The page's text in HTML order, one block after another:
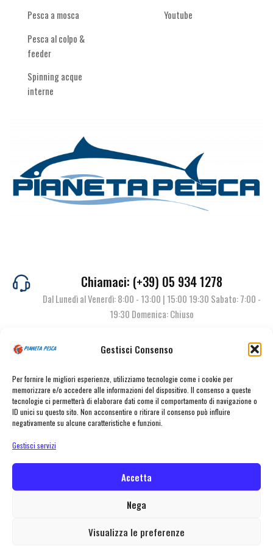
Gestisci Consenso
Per fornire le migliori esperienze, utilizziamo tecnologie come i cookie per
memorizzare e/o accedere alle informazioni del dispositivo. Il consenso a queste
tecnologie ci permetterà di elaborare dati come il comportamento di navigazione o
ID unici su questo sito. Non acconsentire o ritirare il consenso può influire
negativamente su alcune caratteristiche e funzioni.
Gestisci servizi
Accetta
Nega
Visualizza le preferenze
Pesca a mosca
Pesca al colpo &
feeder
Spinning acque
interne
Youtube
Chiamaci: (+39) 05 934 1278
Dal Lunedì al Venerdì: 8:00 - 13:00 | 15:00 19:30 Sabato: 7:00 -
19:30 Domenica: Chiuso
© Pianeta Pesca Viale Marcello Finzi, 563 41122 Modena (MO) | P.I.